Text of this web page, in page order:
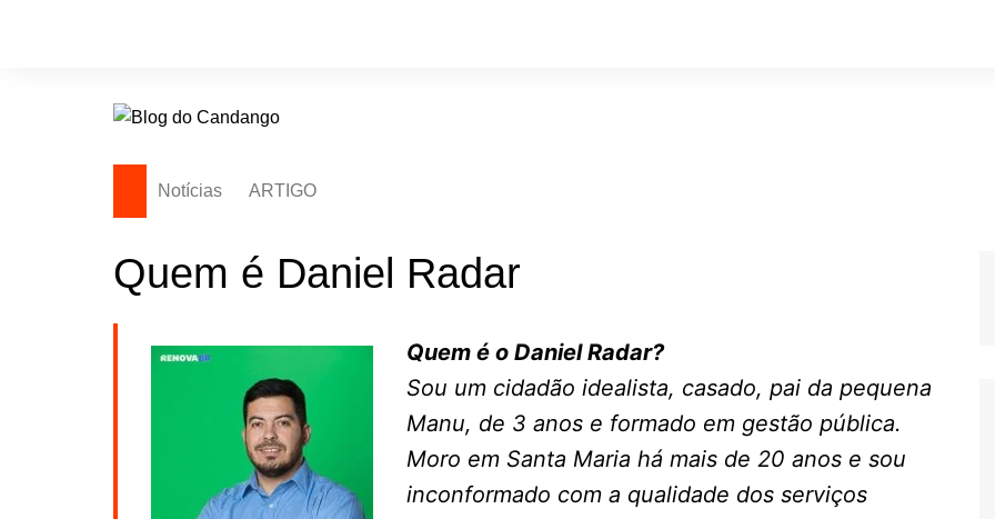
Notícias ARTIGO
Quem é Daniel Radar
Quem é o Daniel Radar?
Sou um cidadão idealista, casado, pai da pequena
Manu, de 3 anos e formado em gestão pública.
Moro em Santa Maria há mais de 20 anos e sou
inconformado com a qualidade dos serviços